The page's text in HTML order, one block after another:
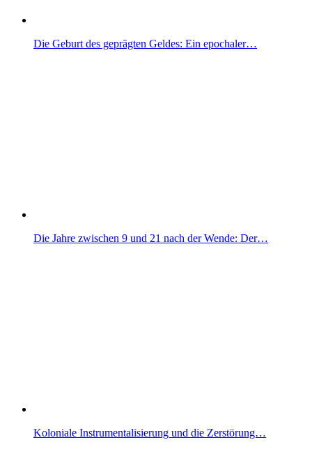
Die Geburt des geprägten Geldes: Ein epochaler…
Die Jahre zwischen 9 und 21 nach der Wende: Der…
Koloniale Instrumentalisierung und die Zerstörung…